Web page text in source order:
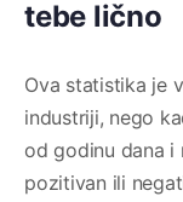
tebe lično
Ova statistika je
industriji, nego
od godinu dana i
pozitivan ili